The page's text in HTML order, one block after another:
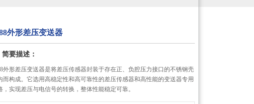
外形差压变送器
简要描述：
外形差压变送器是将差压传感器封装于存在正、负腔压力接口的不锈钢壳
而构成。它选用高稳定性和高可靠性的差压传感器和高性能的变送器专用
，实现差压与电信号的转换，整体性能稳定可靠。